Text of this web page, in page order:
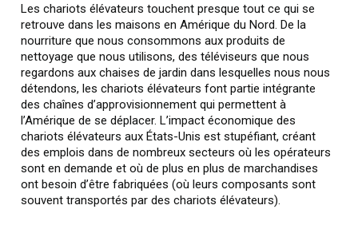
Les chariots élévateurs touchent presque tout ce qui se
retrouve dans les maisons en Amérique du Nord. De la
nourriture que nous consommons aux produits de
nettoyage que nous utilisons, des téléviseurs que nous
regardons aux chaises de jardin dans lesquelles nous nous
détendons, les chariots élévateurs font partie intégrante
des chaînes d’approvisionnement qui permettent à
l’Amérique de se déplacer. L’impact économique des
chariots élévateurs aux États-Unis est stupéfiant, créant
des emplois dans de nombreux secteurs où les opérateurs
sont en demande et où de plus en plus de marchandises
ont besoin d’être fabriquées (où leurs composants sont
souvent transportés par des chariots élévateurs).